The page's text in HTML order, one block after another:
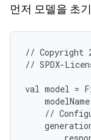
먼저 모델을 초
// Copyright
// SPDX-
val model =
//